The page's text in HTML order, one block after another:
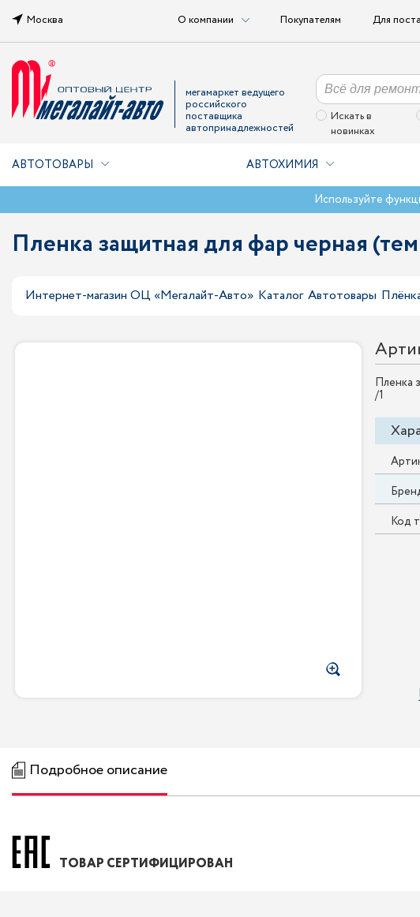
Москва О компании Покупателям Для
мегамаркет ведущего
российского
поставщика
автопринадлежностей
Искать в
новинках
АВТОТОВАРЫ АВТОХИМИЯ
Используйте
Пленка защитная для фар черная
Интернет-магазин ОЦ «Мегалайт-Авто» Каталог Автотовары
Пленка
/1
Код
Подробное описание
ТОВАР СЕРТИФИЦИРОВАН